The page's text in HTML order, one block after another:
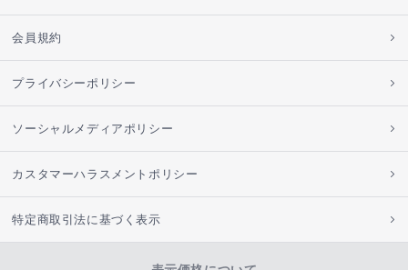
会員規約
プライバシーポリシー
ソーシャルメディアポリシー
カスタマーハラスメントポリシー
特定商取引法に基づく表示